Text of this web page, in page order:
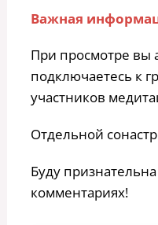
Важная
При просмотре вы
подключаетесь к
участников
Отдельной
Буду
комментариях!